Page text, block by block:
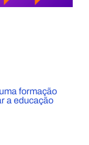
formação
a educação